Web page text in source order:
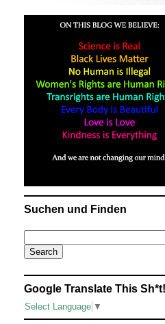
Suchen und Finden
Google Translate This Sh*t!
Select Language ▼